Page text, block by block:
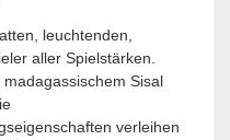
leuchtenden,
aller Spielstärken.
Sisal
verleihen